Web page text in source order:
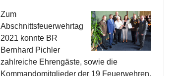
Zum
Abschnittsfeuerwehrtag
2021 konnte BR
Bernhard Pichler
zahlreiche Ehrengäste, sowie die
Kommandomitglieder der 19 Feuerwehren,